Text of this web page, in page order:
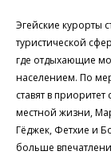
Эгейские курорты
туристической
где отдыхающие
населением. По
ставят в
местной жизни,
Гёджек, Фетхие и
больше